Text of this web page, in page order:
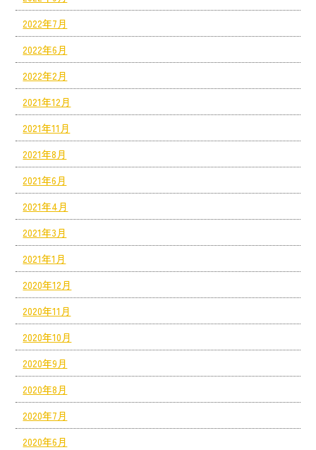
2022年7月
2022年6月
2022年2月
2021年12月
2021年11月
2021年8月
2021年6月
2021年4月
2021年3月
2021年1月
2020年12月
2020年11月
2020年10月
2020年9月
2020年8月
2020年7月
2020年6月